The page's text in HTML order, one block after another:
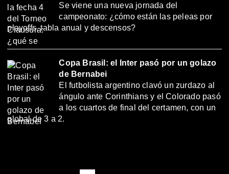
Se viene una nueva jornada del
campeonato: ¿cómo están las peleas por
playoffs, tabla anual y descensos?
Copa Brasil: el Inter pasó por un golazo
de Bernabei
El futbolista argentino clavó un zurdazo al
ángulo ante Corinthians y el Colorado pasó
a los cuartos de final del certamen, con un
global de 3 a 2.